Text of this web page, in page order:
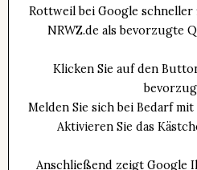
Rottweil bei Google schneller
NRWZ.de als bevorzugte
Klicken Sie auf den
Melden Sie sich bei Bedarf
Aktivieren Sie das
Anschließend zeigt Google